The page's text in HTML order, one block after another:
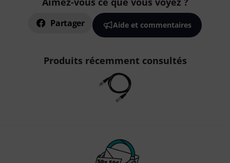
Partager Aide et commentaires
Produits récemment consultés